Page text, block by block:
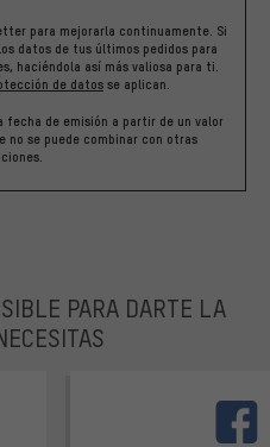
para mejorarla continuamente. Si
datos de tus últimos pedidos para
haciéndola así más valiosa para ti.
de datos se aplican.
de emisión a partir de un valor
no se puede combinar con otras
PARA DARTE LA